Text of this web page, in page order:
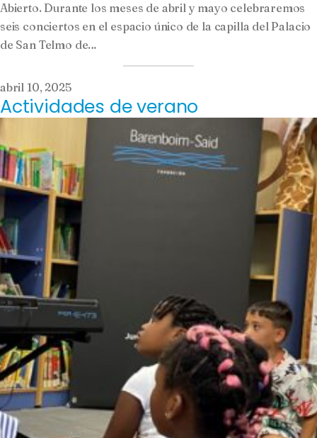
Abierto. Durante los meses de abril y mayo celebraremos
seis conciertos en el espacio único de la capilla del Palacio
de San Telmo de…
abril 10, 2025
Actividades de verano